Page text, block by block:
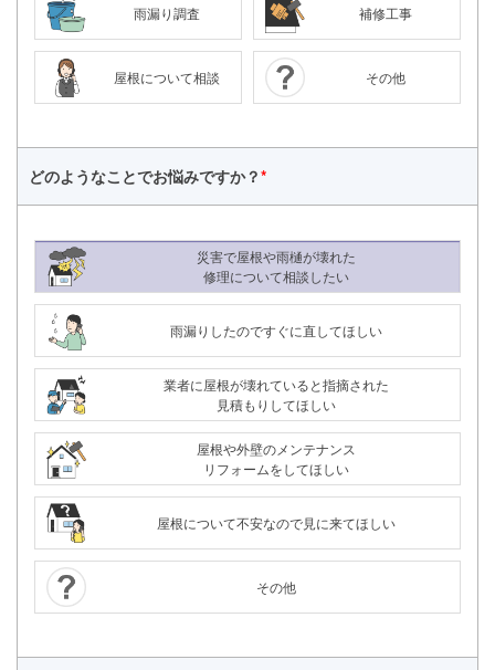
24時間365日対応
雨漏り調査 補修工事
屋根について相談 その他
どのようなことでお悩みですか？*
災害で屋根や雨樋が壊れた
修理について相談したい
雨漏りしたのですぐに直してほしい
業者に屋根が壊れていると指摘された
見積もりしてほしい
屋根や外壁のメンテナンス
リフォームをしてほしい
屋根について不安なので見に来てほしい
その他